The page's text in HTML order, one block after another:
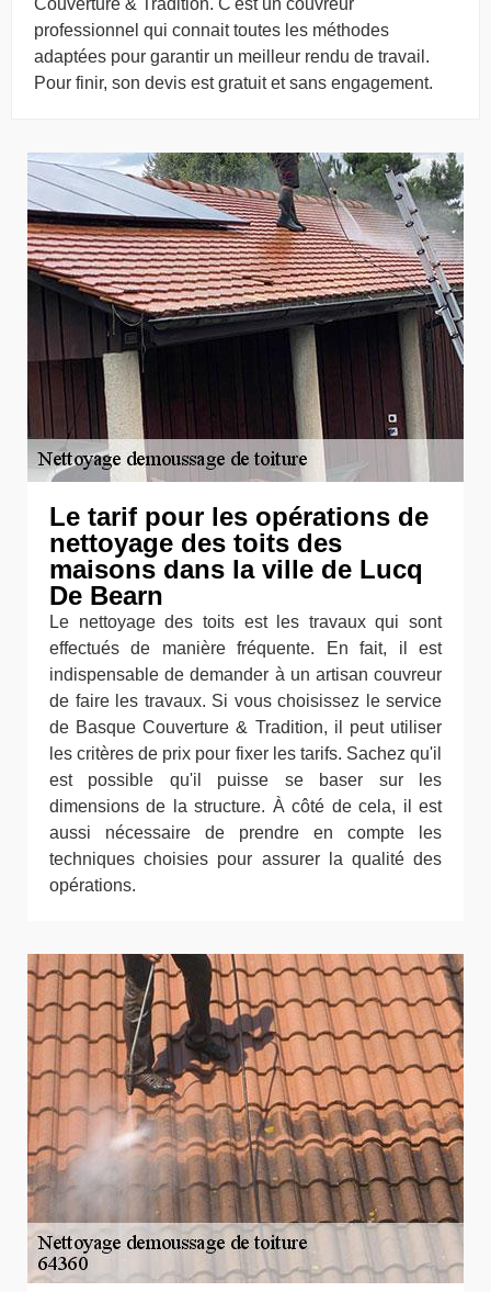
Couverture & Tradition. C'est un couvreur
professionnel qui connait toutes les méthodes
adaptées pour garantir un meilleur rendu de travail.
Pour finir, son devis est gratuit et sans engagement.
Le tarif pour les opérations de
nettoyage des toits des
maisons dans la ville de Lucq
De Bearn
Le nettoyage des toits est les travaux qui sont
effectués de manière fréquente. En fait, il est
indispensable de demander à un artisan couvreur
de faire les travaux. Si vous choisissez le service
de Basque Couverture & Tradition, il peut utiliser
les critères de prix pour fixer les tarifs. Sachez qu'il
est possible qu'il puisse se baser sur les
dimensions de la structure. À côté de cela, il est
aussi nécessaire de prendre en compte les
techniques choisies pour assurer la qualité des
opérations.